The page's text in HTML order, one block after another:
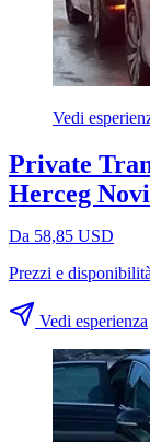
Vedi
Private
Herceg Novi
Da 58,85 USD
Prezzi e
Vedi esperienza